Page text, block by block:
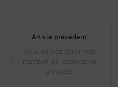
navigation
Article précédent
Vous pouvez désormais
réactiver les réservations
annulées